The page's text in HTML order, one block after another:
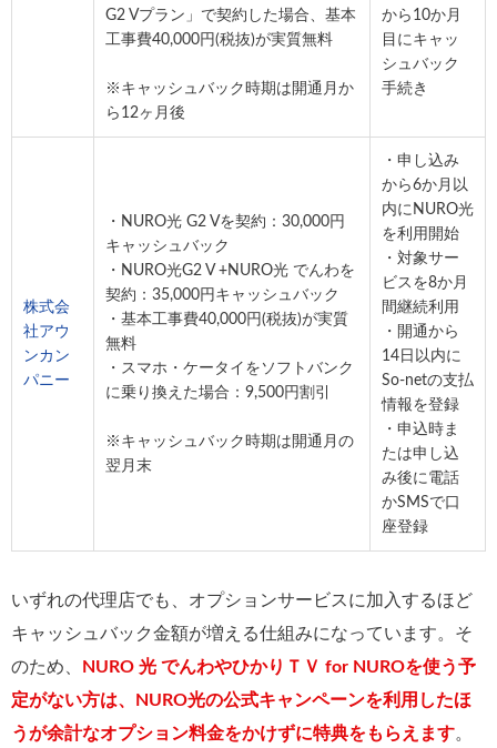
G2 Vプラン」で契約した場合、基本
工事費40,000円(税抜)が実質無料
※キャッシュバック時期は開通月か
ら12ヶ月後
から10か月
目にキャッ
シュバック
手続き
株式会
社アウ
ンカン
パニー
・NURO光 G2 Vを契約：30,000円
キャッシュバック
・NURO光G2 V +NURO光 でんわを
契約：35,000円キャッシュバック
・基本工事費40,000円(税抜)が実質
無料
・スマホ・ケータイをソフトバンク
に乗り換えた場合：9,500円割引
※キャッシュバック時期は開通月の
翌月末
・申し込み
から6か月以
内にNURO光
を利用開始
・対象サー
ビスを8か月
間継続利用
・開通から
14日以内に
So-netの支払
情報を登録
・申込時ま
たは申し込
み後に電話
かSMSで口
座登録
いずれの代理店でも、オプションサービスに加入するほど
キャッシュバック金額が増える仕組みになっています。そ
のため、
NURO 光 でんわやひかりＴＶ for NUROを使う予
定がない方は、NURO光の公式キャンペーンを利用したほ
うが余計なオプション料金をかけずに特典をもらえます。